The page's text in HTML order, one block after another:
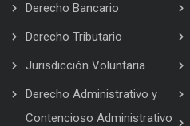
Derecho Bancario
Derecho Tributario
Jurisdicción Voluntaria
Derecho Administrativo y
Contencioso Administrativo